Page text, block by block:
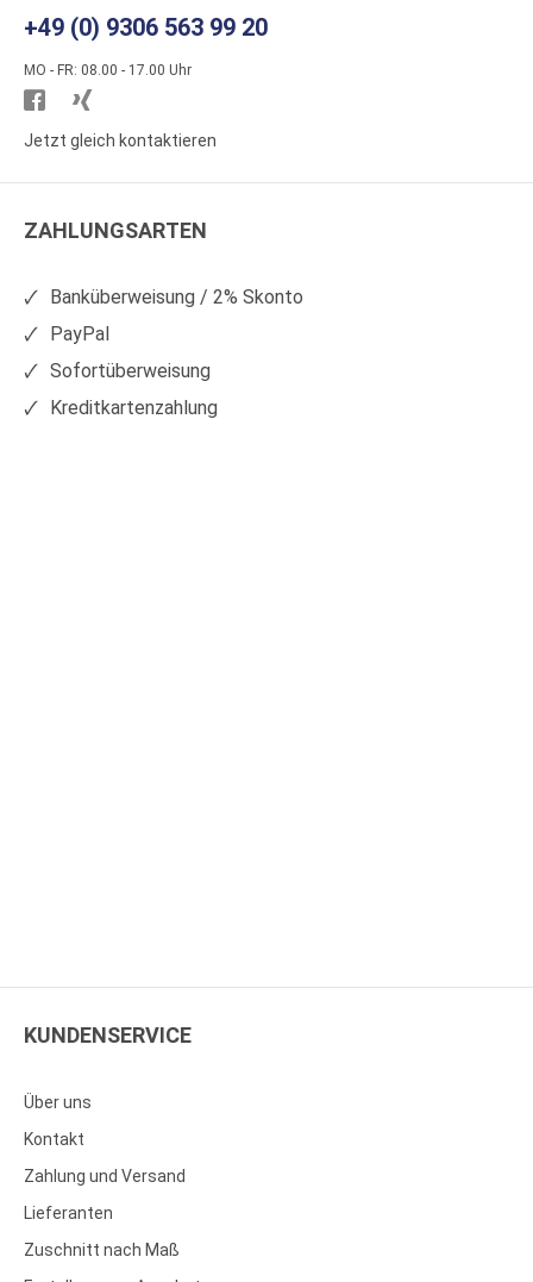
+49 (0) 9306 563 99 20
MO - FR: 08.00 - 17.00 Uhr
Besuchen
Sie
auf
Sie
auf
Jetzt gleich kontaktieren
ZAHLUNGSARTEN
Banküberweisung / 2% Skonto
PayPal
Sofortüberweisung
Kreditkartenzahlung
KUNDENSERVICE
Über uns
Kontakt
Zahlung und Versand
Lieferanten
Zuschnitt nach Maß